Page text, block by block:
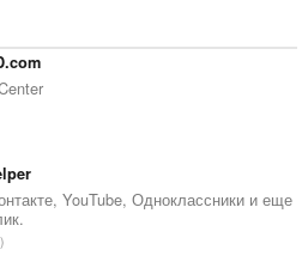
YouTube, Одноклассники и еще